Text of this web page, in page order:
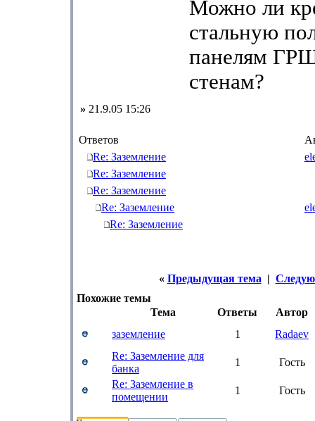
Можно ли
стальную
панелям
стенам?
» 21.9.05 15:26
Ответов
Re: Заземление
Re: Заземление
Re: Заземление
Re: Заземление
Re: Заземление
« Предыдущая тема |
Похожие темы
Тема
Ответы
Автор
заземление
1
Radaev
Re: Заземление для
банка
1
Гость
Re: Заземление в
помещении
1 Гость